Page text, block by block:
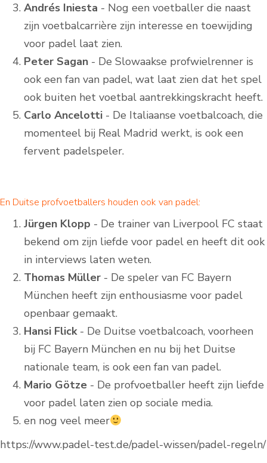
Andrés Iniesta - Nog een voetballer die naast
zijn voetbalcarrière zijn interesse en toewijding
voor padel laat zien.
Peter Sagan - De Slowaakse profwielrenner is
ook een fan van padel, wat laat zien dat het spel
ook buiten het voetbal aantrekkingskracht heeft.
Carlo Ancelotti - De Italiaanse voetbalcoach, die
momenteel bij Real Madrid werkt, is ook een
fervent padelspeler.
En Duitse profvoetballers houden ook van padel:
Jürgen Klopp - De trainer van Liverpool FC staat
bekend om zijn liefde voor padel en heeft dit ook
in interviews laten weten.
Thomas Müller - De speler van FC Bayern
München heeft zijn enthousiasme voor padel
openbaar gemaakt.
Hansi Flick- De Duitse voetbalcoach, voorheen
bij FC Bayern München en nu bij het Duitse
nationale team, is ook een fan van padel.
Mario Götze - De profvoetballer heeft zijn liefde
voor padel laten zien op sociale media.
en nog veel meer
https://www.padel-test.de/padel-wissen/padel-regeln/